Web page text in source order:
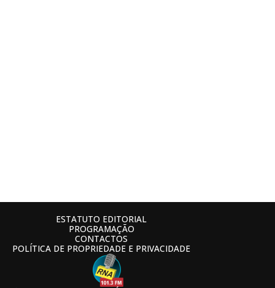
ESTATUTO EDITORIAL
PROGRAMAÇÃO
CONTACTOS
POLÍTICA DE PROPRIEDADE E PRIVACIDADE